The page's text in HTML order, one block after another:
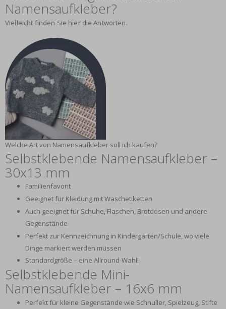
Namensaufkleber?
Vielleicht finden Sie hier die Antworten.
Welche Art von Namensaufkleber soll ich kaufen?
Selbstklebende Namensaufkleber –
30x13 mm
Familienfavorit
Geeignet für Kleidung mit Waschetiketten
Auch geeignet für Schuhe, Flaschen, Brotdosen und andere
Gegenstände
Perfekt zur Kennzeichnung in Kindergarten/Schule, wo viele
Dinge markiert werden müssen
Standardgröße – eine Allround-Wahl!
Selbstklebende Mini-
Namensaufkleber – 16x6 mm
Perfekt für kleine Gegenstände wie Schnuller, Spielzeug, Stifte